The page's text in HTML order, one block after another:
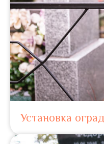
Установка оград